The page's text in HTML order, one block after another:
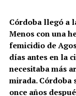
de manera
LGBT en general
trans”, describe
violencia y
discursos
la violencia hacia
Córdoba llegó a
Menos con una
femicidio de
días antes en la
necesitaba más
mirada. Córdoba
once años